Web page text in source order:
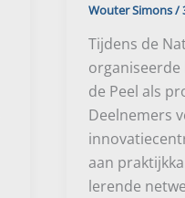
Wouter Simons/
Tijdens de
de Peel als
Deelnemers
aan
lerende